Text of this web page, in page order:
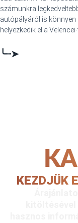
számunkra
autópályáról is könnyen
helyezkedik el a
╰┈➤
KEZDJÜK